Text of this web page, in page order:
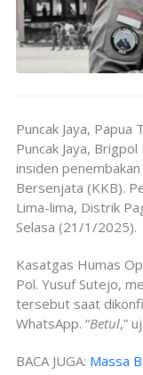
Puncak Jaya,
Puncak Jaya,
insiden
Bersenjata (KKB).
Lima-lima, Distrik
Selasa (21/1/2025).
Kasatgas Humas
Pol. Yusuf Sutejo,
tersebut saat
WhatsApp. “Betul,”
BACA JUGA: Massa